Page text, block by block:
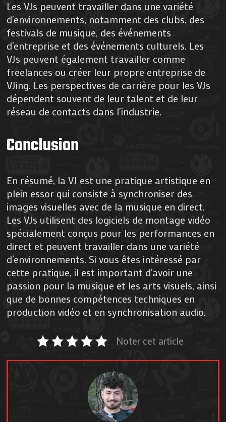
Les VJs peuvent travailler dans une variété
d’environnements, notamment des clubs, des
festivals de musique, des événements
d’entreprise et des événements culturels. Les
VJs peuvent également travailler comme
freelances ou créer leur propre entreprise de
VJing. Les perspectives de carrière pour les VJs
dépendent souvent de leur talent et de leur
réseau de contacts dans l’industrie.
Conclusion
En résumé, la VJ est une pratique artistique en
plein essor qui consiste à synchroniser des
images visuelles avec de la musique en direct.
Les VJs utilisent des logiciels de montage vidéo
spécialement conçus pour les performances en
direct et peuvent travailler dans une variété
d’environnements. Si vous êtes intéressé par
cette pratique, il est important d’avoir une
passion pour la musique et les arts visuels, ainsi
que de bonnes compétences techniques en
production vidéo et en synchronisation audio.
Noter cet article